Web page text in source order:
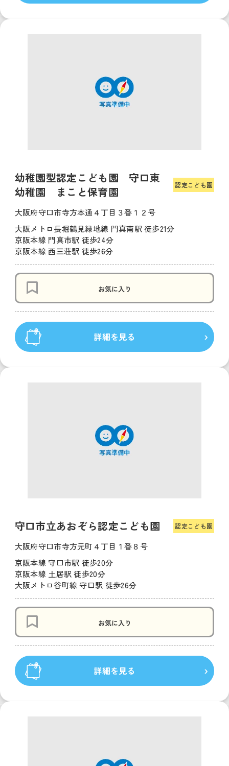
幼稚園型認定こども園 守口東
幼稚園 まこと保育園
認定こども園
大阪府守口市寺方本通４丁目３番１２号
大阪メトロ長堀鶴見緑地線 門真南駅 徒歩21分
京阪本線 門真市駅 徒歩24分
京阪本線 西三荘駅 徒歩26分
お気に入り
詳細を見る
守口市立あおぞら認定こども園 認定こども園
大阪府守口市寺方元町４丁目１番８号
京阪本線 守口市駅 徒歩20分
京阪本線 土居駅 徒歩20分
大阪メトロ谷町線 守口駅 徒歩26分
お気に入り
詳細を見る